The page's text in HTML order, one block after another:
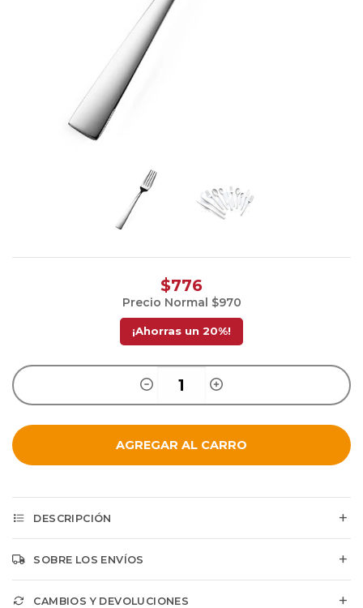
$776
Precio Normal $970
¡Ahorras un 20%!
AGREGAR AL CARRO
DESCRIPCIÓN
SOBRE LOS ENVÍOS
CAMBIOS Y DEVOLUCIONES